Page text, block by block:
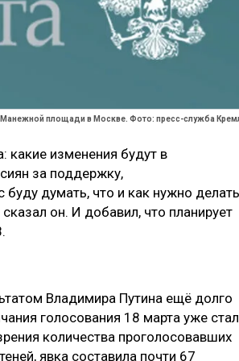
Манежной площади в Москве. Фото: пресс-служба
какие изменения будут в
за поддержку,
думать, что и как нужно
он. И добавил, что планирует
Владимира Путина ещё долго
голосования 18 марта уже
количества проголосовавших
явка составила почти 67